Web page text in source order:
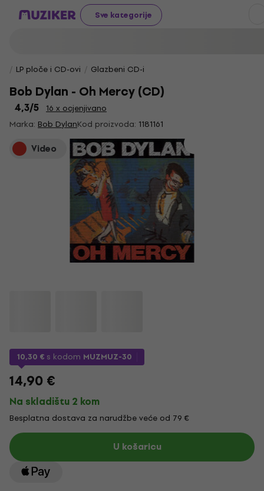
Sve kategorije
LP ploče i CD-ovi Glazbeni CD-i
Bob Dylan - Oh Mercy (CD)
4,3/5
16 x ocjenjivano
Marka: Bob DylanKod proizvoda: 1181161
Video
10,30 € s kodom MUZMUZ-30
14,90 €
Na skladištu 2 kom
Besplatna dostava za narudžbe veće od 79 €
U košaricu